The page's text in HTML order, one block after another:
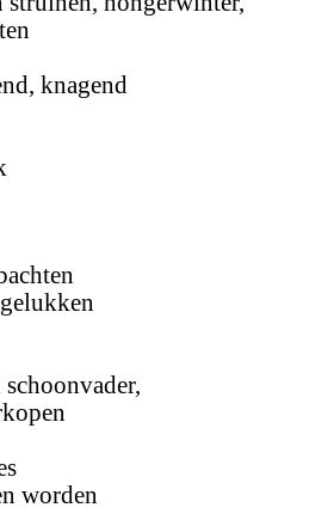
knagend
worden